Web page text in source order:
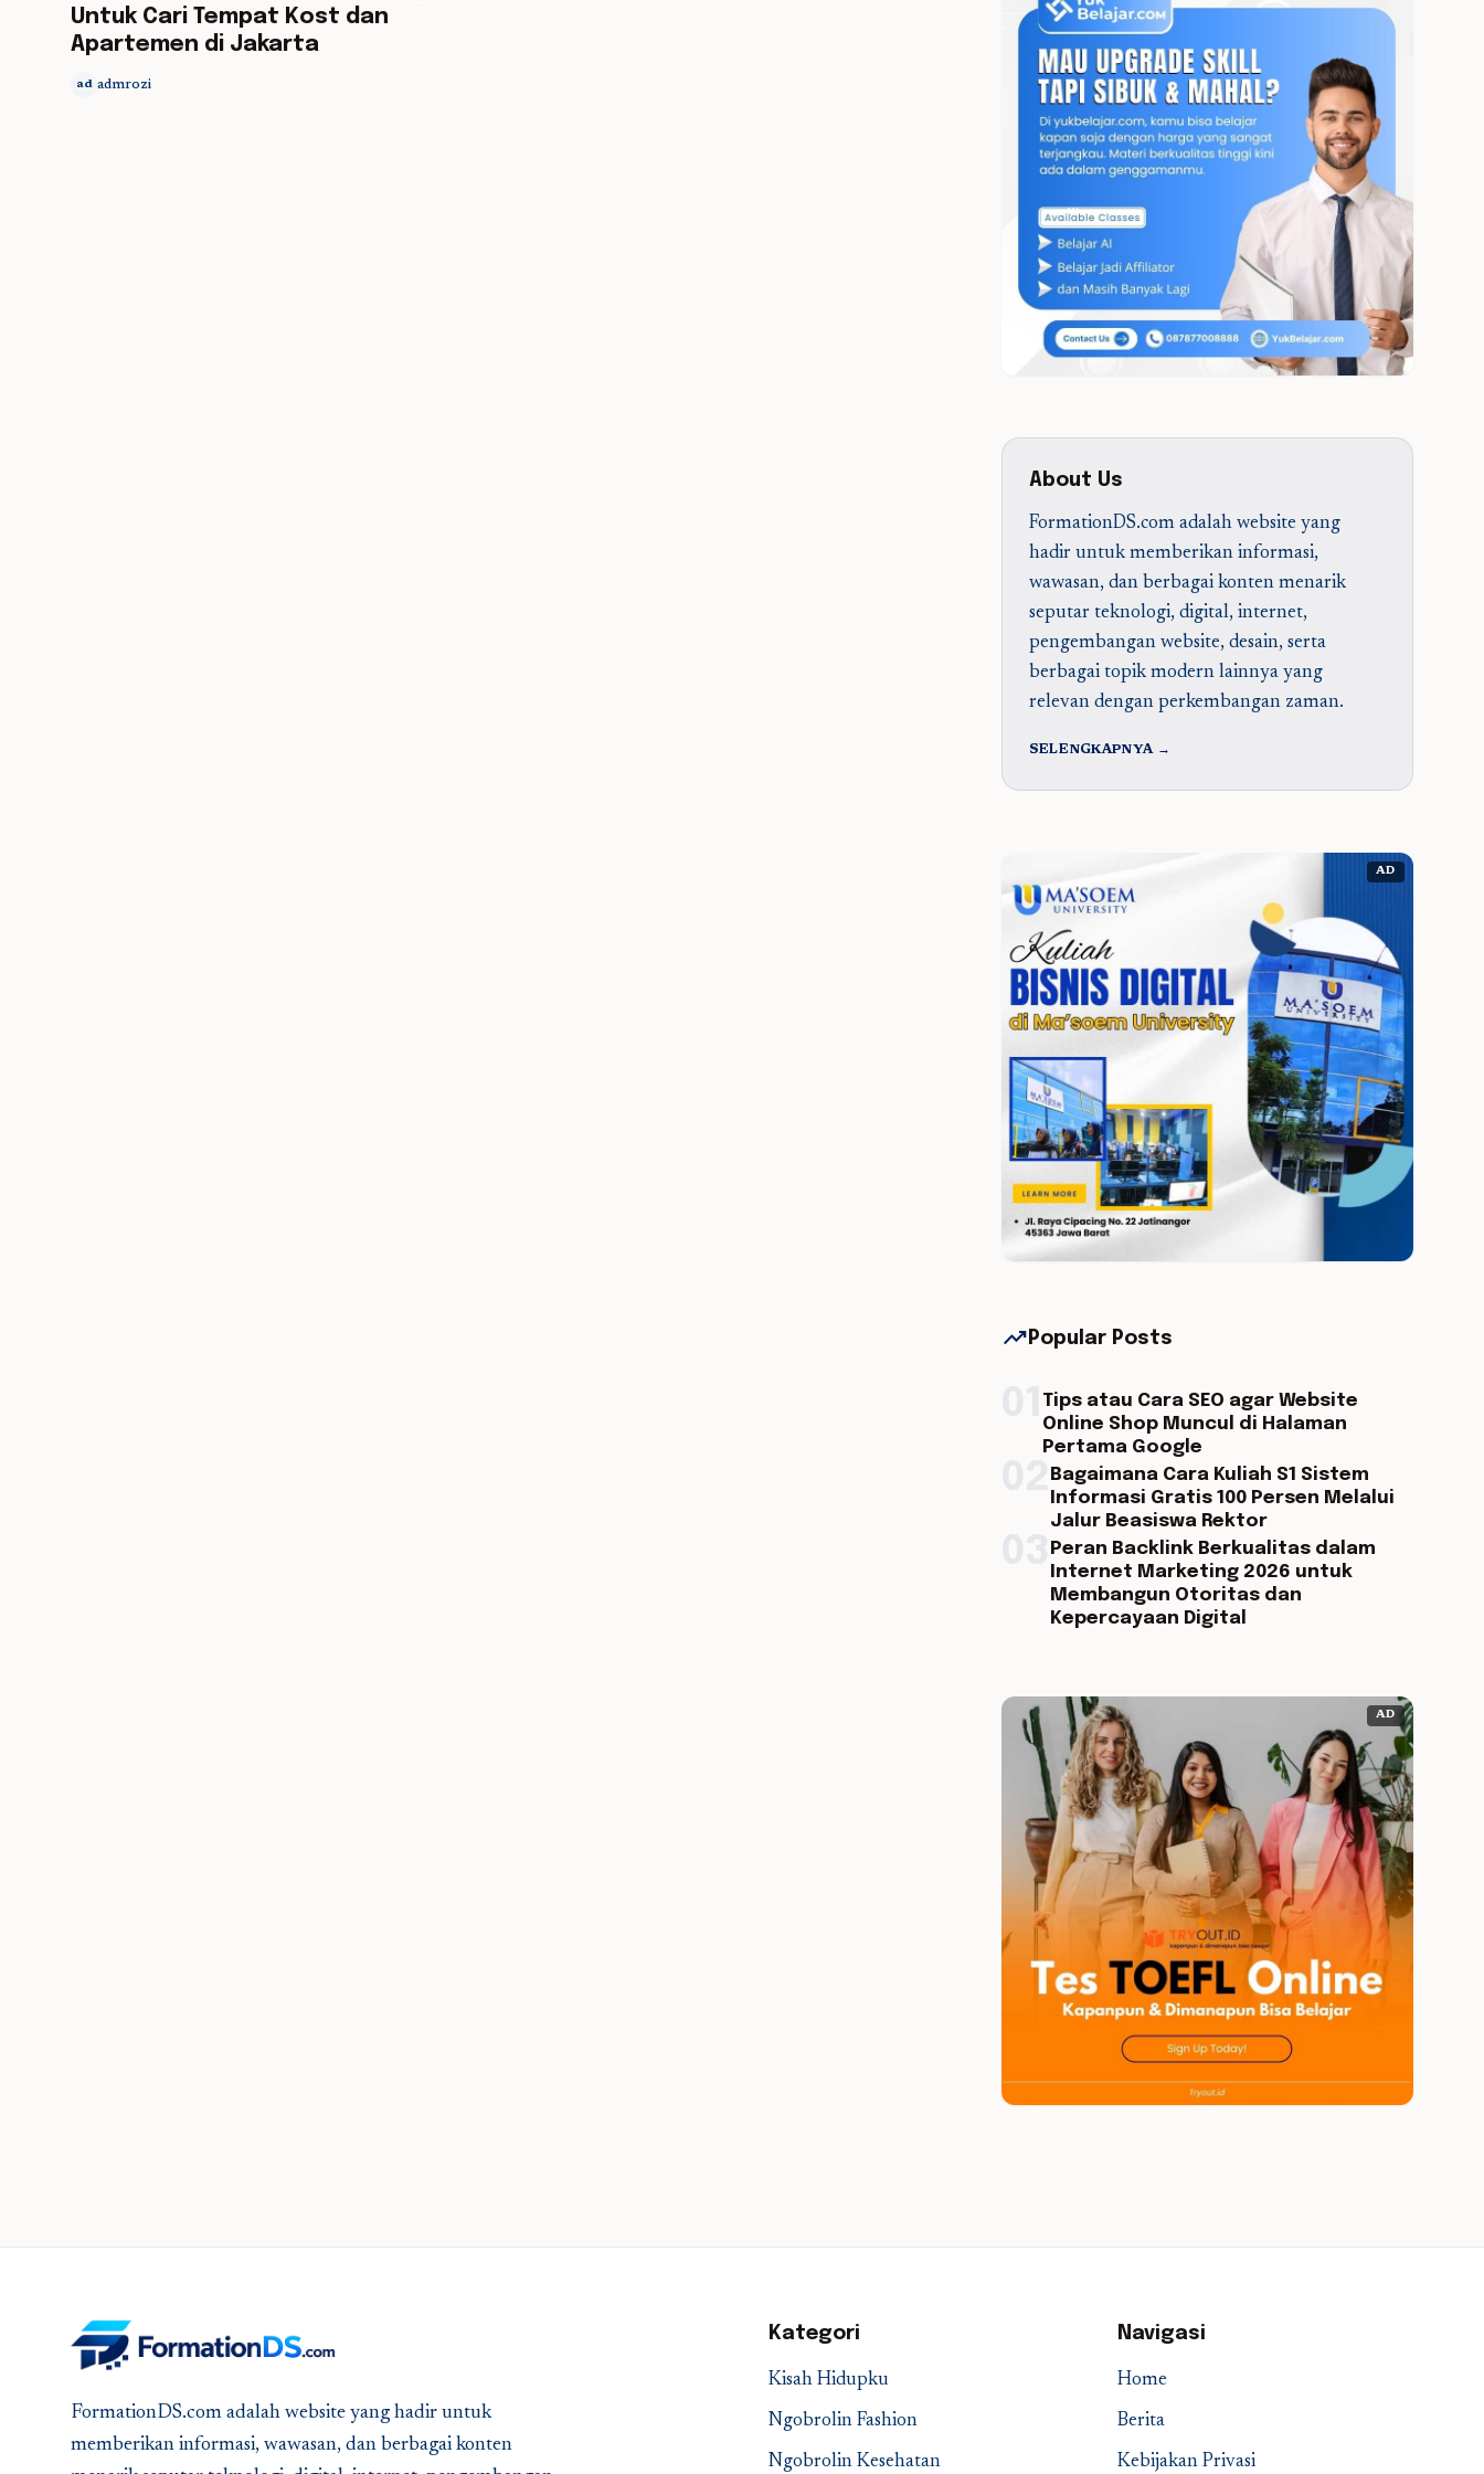
Untuk Cari Tempat Kost dan
Apartemen di Jakarta
ad admrozi
About Us
FormationDS.com adalah website yang
hadir untuk memberikan informasi,
wawasan, dan berbagai konten menarik
seputar teknologi, digital, internet,
pengembangan website, desain, serta
berbagai topik modern lainnya yang
relevan dengan perkembangan zaman.
SELENGKAPNYA →
AD
trending_up Popular Posts
Tips atau Cara SEO agar Website
Online Shop Muncul di Halaman
Pertama Google
Bagaimana Cara Kuliah S1 Sistem
Informasi Gratis 100 Persen Melalui
Jalur Beasiswa Rektor
Peran Backlink Berkualitas dalam
Internet Marketing 2026 untuk
Membangun Otoritas dan
Kepercayaan Digital
AD
FormationDS.com adalah website yang hadir untuk
memberikan informasi, wawasan, dan berbagai konten
Kategori
Kisah Hidupku
Ngobrolin Fashion
Ngobrolin Kesehatan
Navigasi
Home
Berita
Kebijakan Privasi